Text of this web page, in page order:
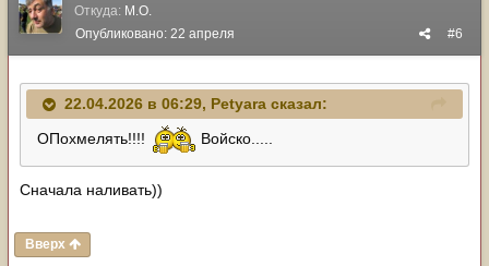
Откуда: М.О.
#6
Опубликовано: 22 апреля
22.04.2026 в 06:29, Petyara сказал:
ОПохмелять!!!!
Войско.....
Сначала наливать))
Вверх